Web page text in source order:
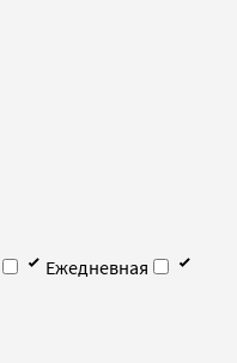
Ежедневная